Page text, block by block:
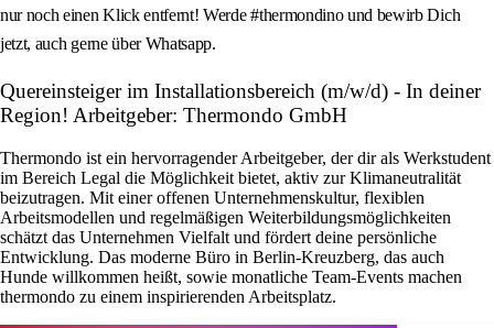
nur noch einen Klick entfernt! Werde #thermondino und bewirb Dich
jetzt, auch gerne über Whatsapp.
Quereinsteiger im Installationsbereich (m/w/d) - In deiner
Region! Arbeitgeber: Thermondo GmbH
Thermondo ist ein hervorragender Arbeitgeber, der dir als Werkstudent
im Bereich Legal die Möglichkeit bietet, aktiv zur Klimaneutralität
beizutragen. Mit einer offenen Unternehmenskultur, flexiblen
Arbeitsmodellen und regelmäßigen Weiterbildungsmöglichkeiten
schätzt das Unternehmen Vielfalt und fördert deine persönliche
Entwicklung. Das moderne Büro in Berlin-Kreuzberg, das auch
Hunde willkommen heißt, sowie monatliche Team-Events machen
thermondo zu einem inspirierenden Arbeitsplatz.